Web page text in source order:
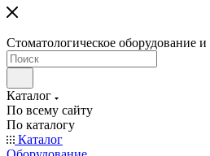
Стоматологическое оборудование
Каталог
По всему сайту
По каталогу
Каталог